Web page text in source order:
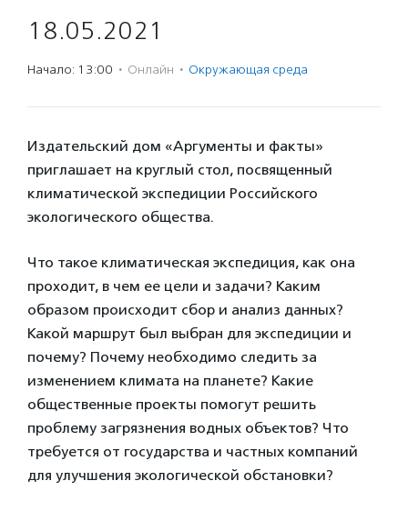
18.05.2021
Начало: 13:00 · Онлайн · Окружающая среда
Издательский дом «Аргументы и факты»
приглашает на круглый стол, посвященный
климатической экспедиции Российского
экологического общества.
Что такое климатическая экспедиция, как она
проходит, в чем ее цели и задачи? Каким
образом происходит сбор и анализ данных?
Какой маршрут был выбран для экспедиции и
почему? Почему необходимо следить за
изменением климата на планете? Какие
общественные проекты помогут решить
проблему загрязнения водных объектов? Что
требуется от государства и частных компаний
для улучшения экологической обстановки?